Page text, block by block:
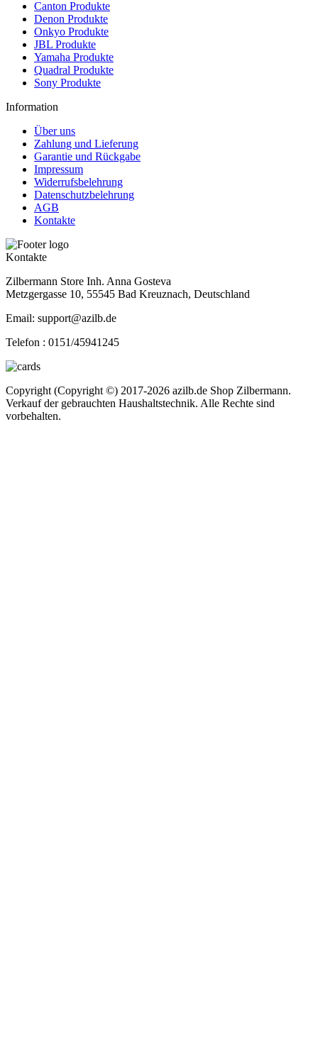
Canton Produkte
Denon Produkte
Onkyo Produkte
JBL Produkte
Yamaha Produkte
Quadral Produkte
Sony Produkte
Information
Über uns
Zahlung und Lieferung
Garantie und Rückgabe
Impressum
Widerrufsbelehrung
Datenschutzbelehrung
AGB
Kontakte
Kontakte
Zilbermann Store Inh. Anna Gosteva
Metzgergasse 10, 55545 Bad Kreuznach, Deutschland
Email: support@azilb.de
Telefon : 0151/45941245
Copyright (Copyright ©) 2017-2026 azilb.de Shop Zilbermann.
Verkauf der gebrauchten Haushaltstechnik. Alle Rechte sind
vorbehalten.